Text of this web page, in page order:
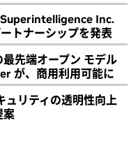
Inc.
トナーシップを発表
先端オープン モデル
が、商用利用可能に
ュリティの透明性向上
案